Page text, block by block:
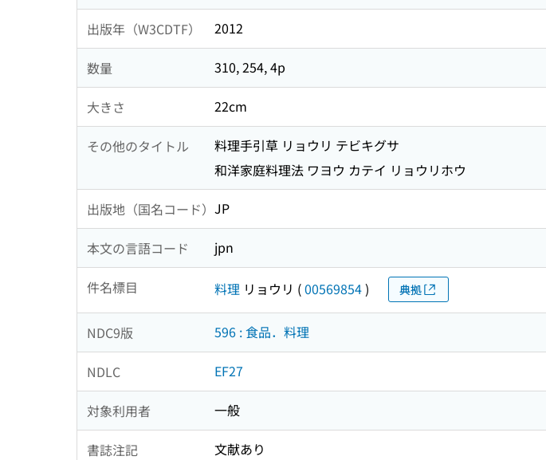
出版年（W3CDTF） 2012
数量 310, 254, 4p
大きさ 22cm
その他のタイトル
料理手引草 リョウリ テビキグサ
和洋家庭料理法 ワヨウ カテイ リョウリホウ
出版地（国名コード） JP
本文の言語コード jpn
件名標目 料理 リョウリ (00569854) 典拠
NDC9版 596 : 食品．料理
NDLC EF27
対象利用者 一般
書誌注記 文献あり